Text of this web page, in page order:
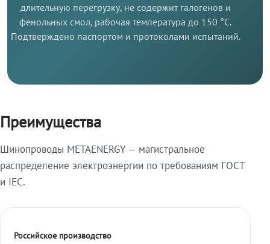
длительную перегрузку, не содержит галогенов и
фенольных смол, рабочая температура до 150 °C.
Подтверждено паспортом и протоколами испытаний.
Преимущества
Шинопроводы METAENERGY — магистральное
распределение электроэнергии по требованиям ГОСТ
и IEC.
Российское производство